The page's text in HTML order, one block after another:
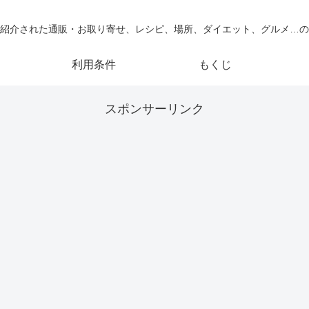
介された通販・お取り寄せ、レシピ、場所、ダイエット、グルメ…
利用条件 もくじ
スポンサーリンク